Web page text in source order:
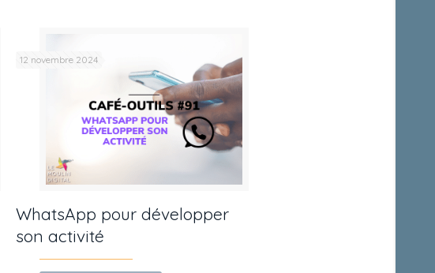
12 novembre 2024
WhatsApp pour développer
son activité